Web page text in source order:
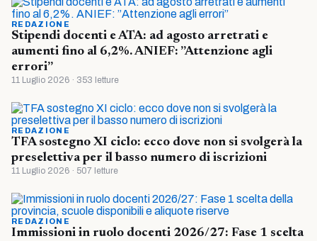
REDAZIONE
Stipendi docenti e ATA: ad agosto arretrati e
aumenti fino al 6,2%. ANIEF: ”Attenzione agli
errori”
11 Luglio 2026 · 353 letture
REDAZIONE
TFA sostegno XI ciclo: ecco dove non si svolgerà la
preselettiva per il basso numero di iscrizioni
11 Luglio 2026 · 507 letture
REDAZIONE
Immissioni in ruolo docenti 2026/27: Fase 1 scelta